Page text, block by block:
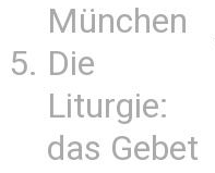
München
Die
Liturgie:
das Gebet